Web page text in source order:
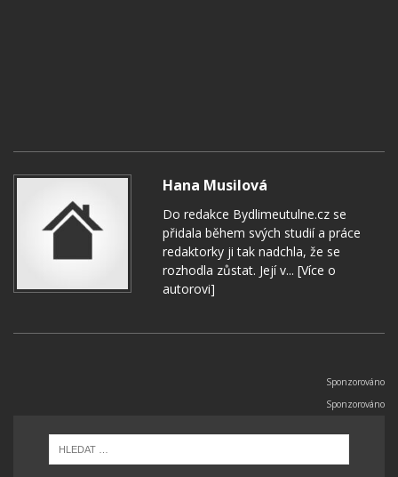
Hana Musilová
Do redakce Bydlimeutulne.cz se
přidala během svých studií a práce
redaktorky ji tak nadchla, že se
rozhodla zůstat. Její v... [Více o
autorovi]